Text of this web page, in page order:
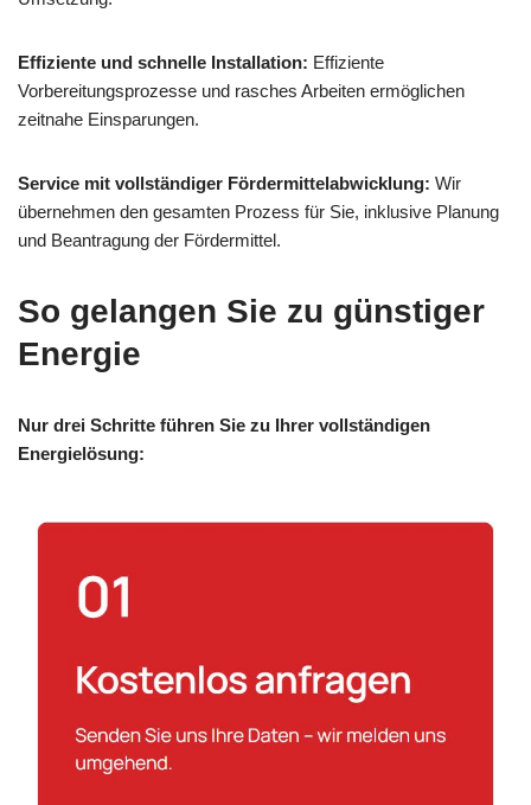
Effiziente und schnelle Installation: Effiziente
Vorbereitungsprozesse und rasches Arbeiten ermöglichen
zeitnahe Einsparungen.
Service mit vollständiger Fördermittelabwicklung: Wir
übernehmen den gesamten Prozess für Sie, inklusive Planung
und Beantragung der Fördermittel.
So gelangen Sie zu günstiger
Energie
Nur drei Schritte führen Sie zu Ihrer vollständigen
Energielösung: